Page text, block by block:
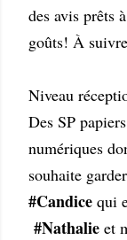
des avis prêts
goûts! À
Niveau
Des SP
numériques
souhaite
#Candice qui
#Nathalie et